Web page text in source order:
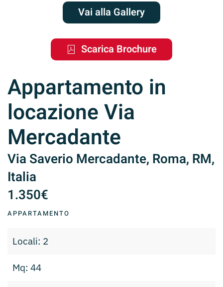
Vai alla Gallery
Scarica Brochure
Appartamento in
locazione Via
Mercadante
Via Saverio Mercadante, Roma, RM,
Italia
1.350€
APPARTAMENTO
Locali: 2
Mq: 44